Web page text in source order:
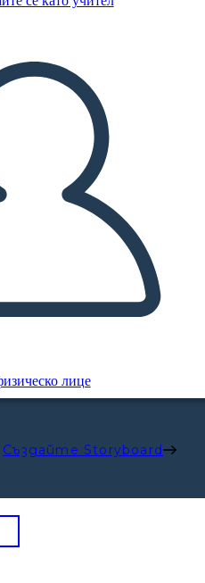
лице
Създайте Storyboard